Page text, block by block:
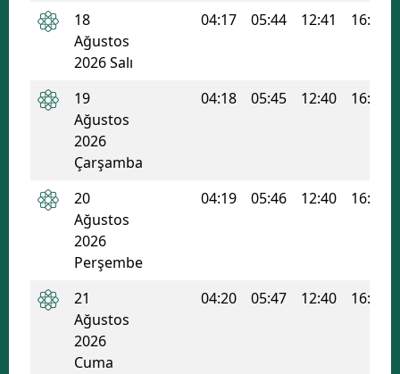
Kahramanmaraş
Muğla
Niğde
18
Ağustos
2026 Salı
04:17 05:44 12:41 16:24
19
Ağustos
2026
Çarşamba
04:18 05:45 12:40 16:23
20
Ağustos
2026
Perşembe
04:19 05:46 12:40 16:23
21
Ağustos
2026
Cuma
04:20 05:47 12:40 16:22